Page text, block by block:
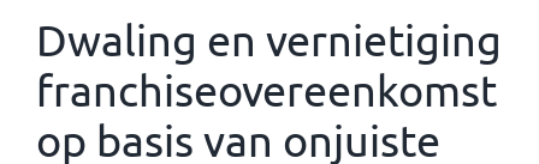
Dwaling en vernietiging
franchiseovereenkomst
op basis van onjuiste